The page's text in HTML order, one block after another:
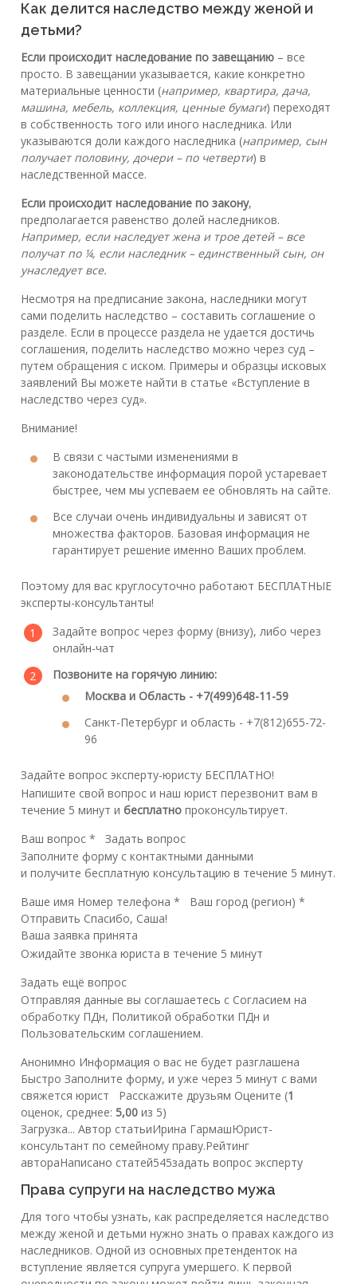
Как делится наследство между женой и
детьми?
Если происходит наследование по завещанию – все
просто. В завещании указывается, какие конкретно
материальные ценности (например, квартира, дача,
машина, мебель, коллекция, ценные бумаги) переходят
в собственность того или иного наследника. Или
указываются доли каждого наследника (например, сын
получает половину, дочери – по четверти) в
наследственной массе.
Если происходит наследование по закону,
предполагается равенство долей наследников.
Например, если наследует жена и трое детей – все
получат по ¼, если наследник – единственный сын, он
унаследует все.
Несмотря на предписание закона, наследники могут
сами поделить наследство – составить соглашение о
разделе. Если в процессе раздела не удается достичь
соглашения, поделить наследство можно через суд –
путем обращения с иском. Примеры и образцы исковых
заявлений Вы можете найти в статье «Вступление в
наследство через суд».
Внимание!
В связи с частыми изменениями в
законодательстве информация порой устаревает
быстрее, чем мы успеваем ее обновлять на сайте.
Все случаи очень индивидуальны и зависят от
множества факторов. Базовая информация не
гарантирует решение именно Ваших проблем.
Поэтому для вас круглосуточно работают БЕСПЛАТНЫЕ
эксперты-консультанты!
Задайте вопрос через форму (внизу), либо через
онлайн-чат
Позвоните на горячую линию:
Москва и Область - +7(499)648-11-59
Санкт-Петербург и область - +7(812)655-72-
96
Задайте вопрос эксперту-юристу БЕСПЛАТНО!
Напишите свой вопрос и наш юрист перезвонит вам в
течение 5 минут и бесплатно проконсультирует.
Ваш вопрос * Задать вопрос
Заполните форму с контактными данными
и получите бесплатную консультацию в течение 5 минут.
Ваше имя Номер телефона * Ваш город (регион) *
Отправить Спасибо, Саша!
Ваша заявка принята
Ожидайте звонка юриста в течение 5 минут
Задать ещё вопрос
Отправляя данные вы соглашаетесь с Согласием на
обработку ПДн, Политикой обработки ПДн и
Пользовательским соглашением.
Анонимно Информация о вас не будет разглашена
Быстро Заполните форму, и уже через 5 минут с вами
свяжется юрист Расскажите друзьям Оцените (1
оценок, среднее: 5,00 из 5)
Загрузка... Автор статьиИрина ГармашЮрист-
консультант по семейному праву.Рейтинг
автораНаписано статей545задать вопрос эксперту
Права супруги на наследство мужа
Для того чтобы узнать, как распределяется наследство
между женой и детьми нужно знать о правах каждого из
наследников. Одной из основных претенденток на
вступление является супруга умершего. К первой